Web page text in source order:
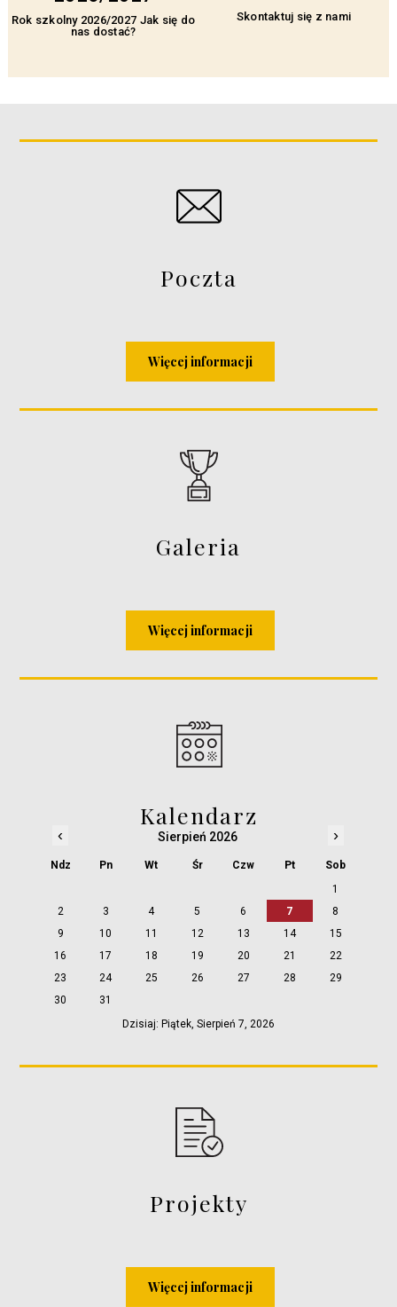
Rok szkolny 2026/2027 Jak się do
nas dostać?
Skontaktuj się z nami
Poczta
Więcej informacji
Galeria
Więcej informacji
Kalendarz
‹ Sierpień 2026 ›
Ndz Pn Wt Śr Czw Pt
Sob
1
2
3 4 5 6 7
8
9
10 11 12 13 14
15
16
17 18 19 20 21
22
23
24 25 26 27 28
29
30
31
Dzisiaj: Piątek, Sierpień 7, 2026
Projekty
Więcej informacji